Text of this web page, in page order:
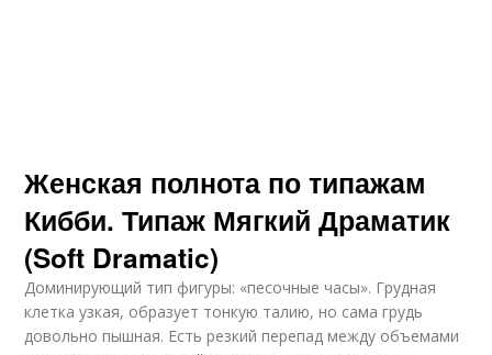
Женская полнота по типажам
Кибби. Типаж Мягкий Драматик
(Soft Dramatic)
Доминирующий тип фигуры: «песочные часы». Грудная
клетка узкая, образует тонкую талию, но сама грудь
довольно пышная. Есть резкий перепад между объемами